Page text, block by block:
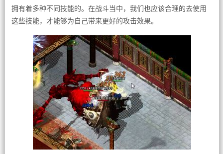
拥有着多种不同技能的。在战斗当中，我们也应该合理的去使用
这些技能，才能够为自己带来更好的攻击效果。